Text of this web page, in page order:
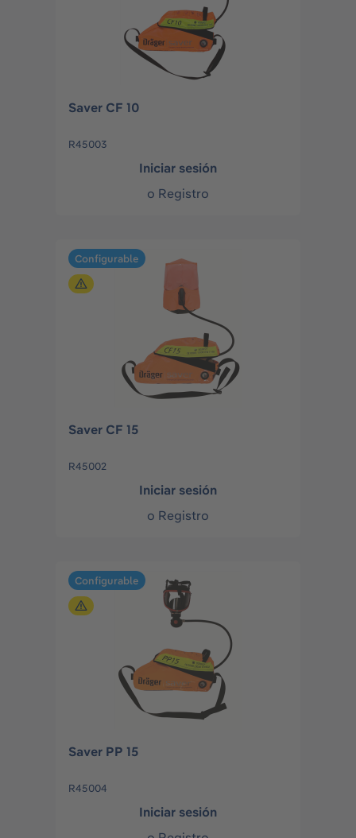
Saver CF 10
R45003
Iniciar sesión
o Registro
Configurable
Saver CF 15
R45002
Iniciar sesión
o Registro
Configurable
Saver PP 15
R45004
Iniciar sesión